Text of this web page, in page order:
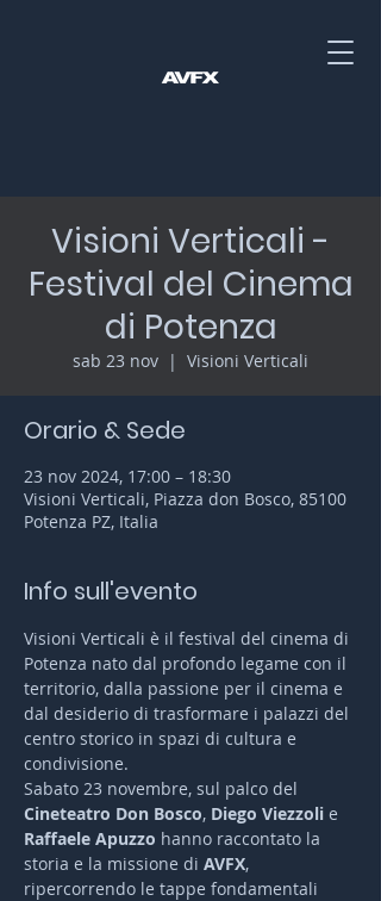
Visioni Verticali -
Festival del Cinema
di Potenza
sab 23 nov
  |
Visioni Verticali
Orario & Sede
23 nov 2024, 17:00 – 18:30
Visioni Verticali, Piazza don Bosco, 85100
Potenza PZ, Italia
Info sull'evento
Visioni Verticali è il festival del cinema di
Potenza nato dal profondo legame con il
territorio, dalla passione per il cinema e
dal desiderio di trasformare i palazzi del
centro storico in spazi di cultura e
condivisione.
Sabato 23 novembre, sul palco del
Cineteatro Don Bosco, Diego Viezzoli e
Raffaele Apuzzo hanno raccontato la
storia e la missione di AVFX,
ripercorrendo le tappe fondamentali